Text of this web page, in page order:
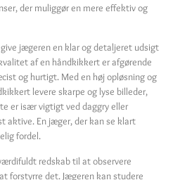
der muliggør en mere effektiv og
jægeren en klar og detaljeret udsigt
af en håndkikkert er afgørende
og hurtigt. Med en høj opløsning og
levere skarpe og lyse billeder,
er især vigtigt ved daggry eller
aktive. En jæger, der kan se klart
fordel.
redskab til at observere
forstyrre det. Jægeren kan studere